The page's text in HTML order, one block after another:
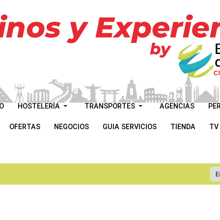
HOSTELERÍA TRANSPORTES AGENCIAS
OFERTAS NEGOCIOS GUIA SERVICIOS TIENDA TV